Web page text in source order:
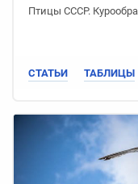
Птицы СССР.
СТАТЬИ ТАБЛИЦЫ